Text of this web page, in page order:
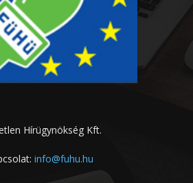
Hírügynökség Kft.
info@fuhu.hu